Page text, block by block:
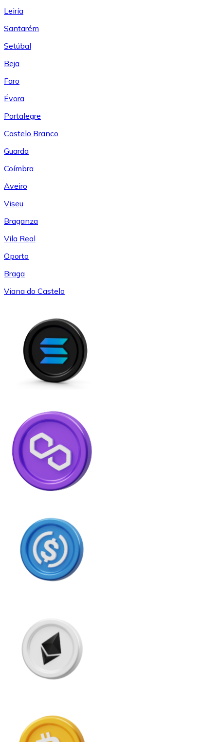
Leiría
Santarém
Setúbal
Beja
Faro
Évora
Portalegre
Castelo Branco
Guarda
Coímbra
Aveiro
Viseu
Braganza
Vila Real
Oporto
Braga
Viana do Castelo